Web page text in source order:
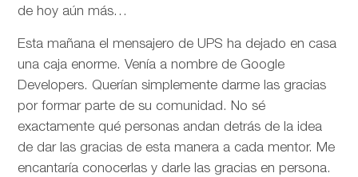
de hoy aún más…
Esta mañana el mensajero de UPS ha dejado en casa
una caja enorme. Venía a nombre de Google
Developers. Querían simplemente darme las gracias
por formar parte de su comunidad. No sé
exactamente qué personas andan detrás de la idea
de dar las gracias de esta manera a cada mentor. Me
encantaría conocerlas y darle las gracias en persona.